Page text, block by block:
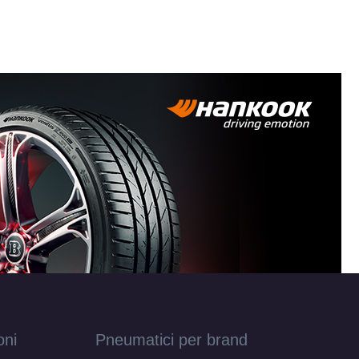
Pneumatici per brand